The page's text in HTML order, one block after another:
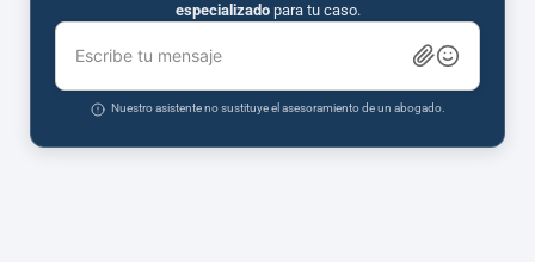
especializadopara tu caso.
Escribe tu mensaje
Nuestro asistente no sustituye el asesoramiento de un abogado.